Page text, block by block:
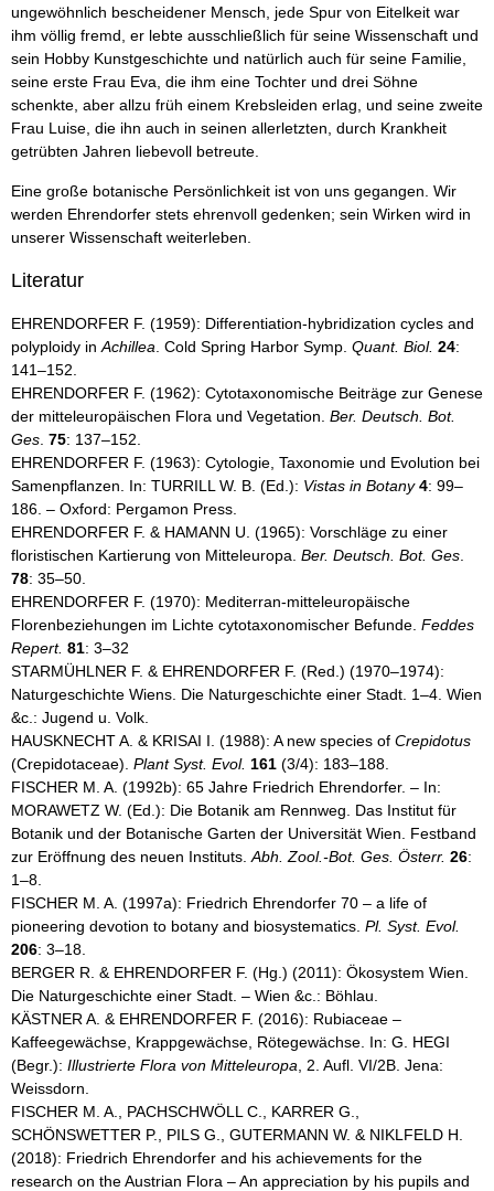
ungewöhnlich bescheidener Mensch, jede Spur von Eitelkeit war
ihm völlig fremd, er lebte ausschließlich für seine Wissenschaft und
sein Hobby Kunstgeschichte und natürlich auch für seine Familie,
seine erste Frau Eva, die ihm eine Tochter und drei Söhne
schenkte, aber allzu früh einem Krebsleiden erlag, und seine zweite
Frau Luise, die ihn auch in seinen allerletzten, durch Krankheit
getrübten Jahren liebevoll betreute.
Eine große botanische Persönlichkeit ist von uns gegangen. Wir
werden Ehrendorfer stets ehrenvoll gedenken; sein Wirken wird in
unserer Wissenschaft weiterleben.
Literatur
EHRENDORFER F. (1959): Differentiation-hybridization cycles and
polyploidy inAchillea. Cold Spring Harbor Symp. Quant. Biol. 24:
141–152.
EHRENDORFER F. (1962): Cytotaxonomische Beiträge zur Genese
der mitteleuropäischen Flora und Vegetation. Ber. Deutsch. Bot.
Ges. 75: 137–152.
EHRENDORFER F. (1963): Cytologie, Taxonomie und Evolution bei
Samenpflanzen. In: TURRILL W. B. (Ed.): Vistas in Botany 4: 99–
186. – Oxford: Pergamon Press.
EHRENDORFER F. & HAMANN U. (1965): Vorschläge zu einer
floristischen Kartierung von Mitteleuropa. Ber. Deutsch. Bot. Ges.
78: 35–50.
EHRENDORFER F. (1970): Mediterran-mitteleuropäische
Florenbeziehungen im Lichte cytotaxonomischer Befunde. Feddes
Repert. 81: 3–32
STARMÜHLNER F. & EHRENDORFER F. (Red.) (1970–1974):
Naturgeschichte Wiens. Die Naturgeschichte einer Stadt. 1–4. Wien
&c.: Jugend u. Volk.
HAUSKNECHT A. & KRISAI I. (1988): A new species of Crepidotus
(Crepidotaceae). Plant Syst. Evol. 161 (3/4): 183–188.
FISCHER M. A. (1992b): 65 Jahre Friedrich Ehrendorfer. – In:
MORAWETZ W. (Ed.): Die Botanik am Rennweg. Das Institut für
Botanik und der Botanische Garten der Universität Wien. Festband
zur Eröffnung des neuen Instituts.Abh. Zool.-Bot. Ges. Österr. 26:
1–8.
FISCHER M. A. (1997a): Friedrich Ehrendorfer 70 – a life of
pioneering devotion to botany and biosystematics. Pl. Syst. Evol.
206: 3–18.
BERGER R. & EHRENDORFER F. (Hg.) (2011): Ökosystem Wien.
Die Naturgeschichte einer Stadt. – Wien &c.: Böhlau.
KÄSTNER A. & EHRENDORFER F. (2016): Rubiaceae –
Kaffeegewächse, Krappgewächse, Rötegewächse. In: G. HEGI
(Begr.): Illustrierte Flora von Mitteleuropa, 2. Aufl. VI/2B. Jena:
Weissdorn.
FISCHER M. A., PACHSCHWÖLL C., KARRER G.,
SCHÖNSWETTER P., PILS G., GUTERMANN W. & NIKLFELD H.
(2018): Friedrich Ehrendorfer and his achievements for the
research on the Austrian Flora – An appreciation by his pupils and